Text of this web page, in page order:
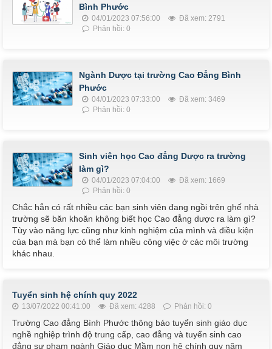
Bình Phước
04/01/2023 07:56:00
Đã xem: 2791
Phản hồi: 0
Ngành Dược tại trường Cao Đẳng Bình
Phước
04/01/2023 07:33:00
Đã xem: 3469
Phản hồi: 0
Sinh viên học Cao đẳng Dược ra trường
làm gì?
04/01/2023 07:04:00
Đã xem: 1669
Phản hồi: 0
Chắc hẳn có rất nhiều các bạn sinh viên đang ngồi trên ghế nhà
trường sẽ băn khoăn không biết học Cao đẳng dược ra làm gì?
Tùy vào năng lực cũng như kinh nghiệm của mình và điều kiện
của bạn mà bạn có thể làm nhiều công việc ở các môi trường
khác nhau.
Tuyển sinh hệ chính quy 2022
13/07/2022 00:41:00 Đã xem: 4288 Phản hồi: 0
Trường Cao đẳng Bình Phước thông báo tuyển sinh giáo dục
nghề nghiệp trình độ trung cấp, cao đẳng và tuyển sinh cao
đẳng sư phạm ngành Giáo dục Mầm non hệ chính quy năm